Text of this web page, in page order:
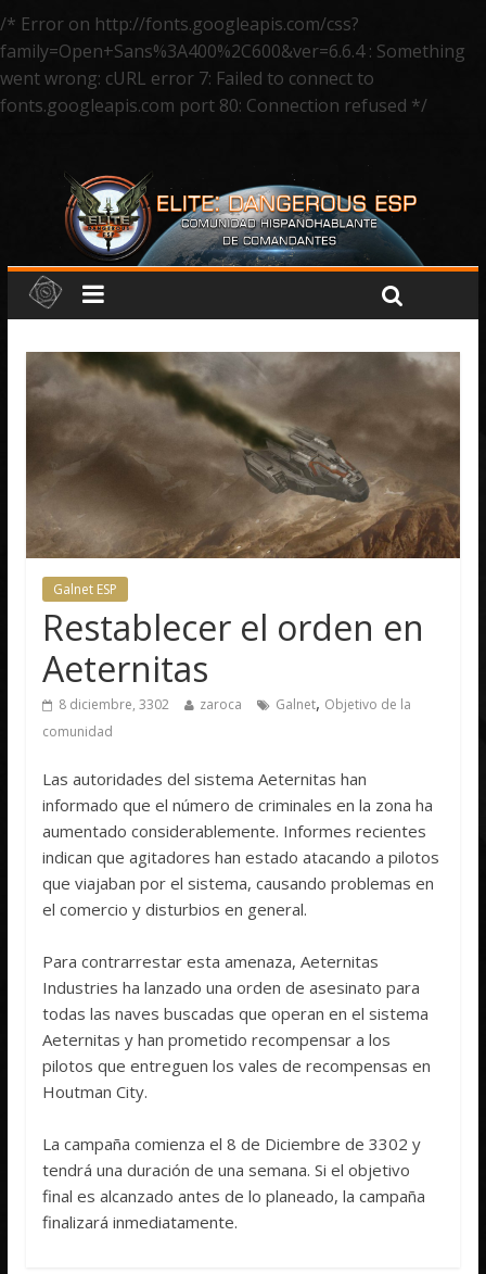
/* Error on http://fonts.googleapis.com/css?
family=Open+Sans%3A400%2C600&ver=6.6.4 : Something
went wrong: cURL error 7: Failed to connect to
fonts.googleapis.com port 80: Connection refused */
Galnet ESP
Restablecer el orden en
Aeternitas
8 diciembre, 3302 zaroca Galnet, Objetivo de la
comunidad
Las autoridades del sistema Aeternitas han
informado que el número de criminales en la zona ha
aumentado considerablemente. Informes recientes
indican que agitadores han estado atacando a pilotos
que viajaban por el sistema, causando problemas en
el comercio y disturbios en general.
Para contrarrestar esta amenaza, Aeternitas
Industries ha lanzado una orden de asesinato para
todas las naves buscadas que operan en el sistema
Aeternitas y han prometido recompensar a los
pilotos que entreguen los vales de recompensas en
Houtman City.
La campaña comienza el 8 de Diciembre de 3302 y
tendrá una duración de una semana. Si el objetivo
final es alcanzado antes de lo planeado, la campaña
finalizará inmediatamente.